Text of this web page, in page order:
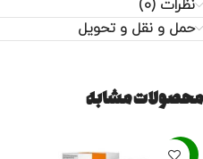
نظرات (0)
حمل و نقل و تحویل
محصولات مشابه
-22%